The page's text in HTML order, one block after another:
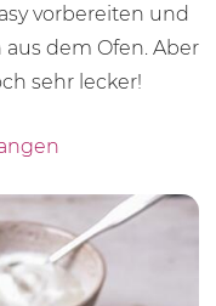
vorbereiten und
dem Ofen. Aber
sehr lecker!